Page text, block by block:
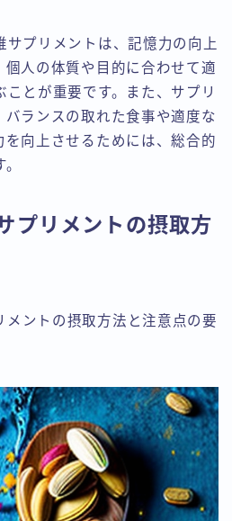
サプリメントは、記憶力の向上
個人の体質や目的に合わせて適
とが重要です。また、サプリ
バランスの取れた食事や適度な
を向上させるためには、総合的
プリメントの摂取方